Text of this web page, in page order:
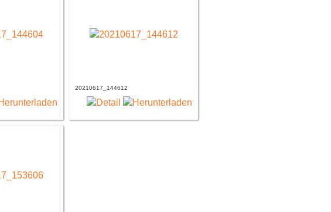
20210617_144612